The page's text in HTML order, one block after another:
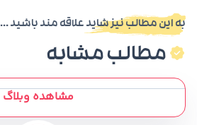
به این مطالب نیز شاید علاقه مند باشید ...
مطالب مشابه
مشاهده وبلاگ